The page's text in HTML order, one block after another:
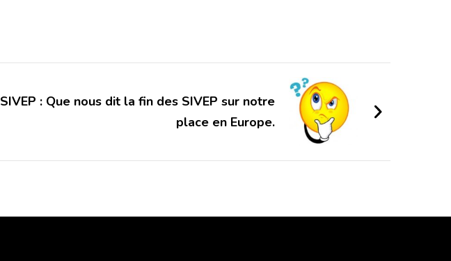
SIVEP : Que nous dit la fin des SIVEP sur notre
place en Europe.